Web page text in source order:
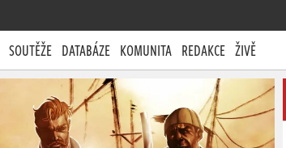
SOUTĚŽE DATABÁZE KOMUNITA REDAKCE ŽIVĚ